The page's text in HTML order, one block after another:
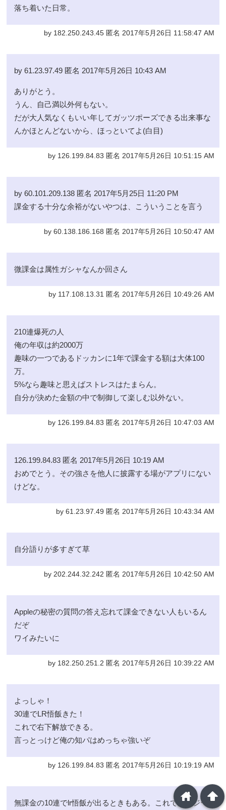
落ち着いた日常。
by 182.250.243.45 匿名 2017年5月26日 11:58:47 AM
by 61.23.97.49 匿名 2017年5月26日 10:43 AM
ありがとう。
うん、自己満以外何もない。
だが大人気なくもいい年してガッツポーズできる出来事な
んかほとんどないから、ほっといてよ(白目)
by 126.199.84.83 匿名 2017年5月26日 10:51:15 AM
by 60.101.209.138 匿名 2017年5月25日 11:20 PM
課金する十分な余裕がないやつは、こういうことを言う
by 60.138.186.168 匿名 2017年5月26日 10:50:47 AM
微課金は属性ガシャなんか回さん
by 117.108.13.31 匿名 2017年5月26日 10:49:26 AM
210連爆死の人
俺の年収は約2000万
趣味の一つであるドッカンに1年で課金する額は大体100
万。
5%なら趣味と思えばストレスはたまらん。
自分が決めた金額の中で制御して楽しむ以外ない。
by 126.199.84.83 匿名 2017年5月26日 10:47:03 AM
126.199.84.83 匿名 2017年5月26日 10:19 AM
おめでとう。その強さを他人に披露する場がアプリにない
けどな。
by 61.23.97.49 匿名 2017年5月26日 10:43:34 AM
自分語りが多すぎて草
by 202.244.32.242 匿名 2017年5月26日 10:42:50 AM
Appleの秘密の質問の答え忘れて課金できない人もいるん
だぞ
ワイみたいに
by 182.250.251.2 匿名 2017年5月26日 10:39:22 AM
よっしゃ！
30連でLR悟飯きた！
これで右下解放できる。
言っとっけど俺の知パはめっちゃ強いぞ
by 126.199.84.83 匿名 2017年5月26日 10:19:19 AM
無課金の10連でlr悟飯が出るときもある。これで知ゴジー arrowup
home